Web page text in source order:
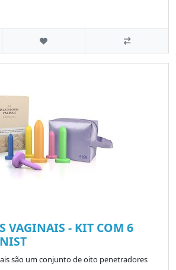
VAGINAIS - KIT COM 6
são um conjunto de oito penetradores